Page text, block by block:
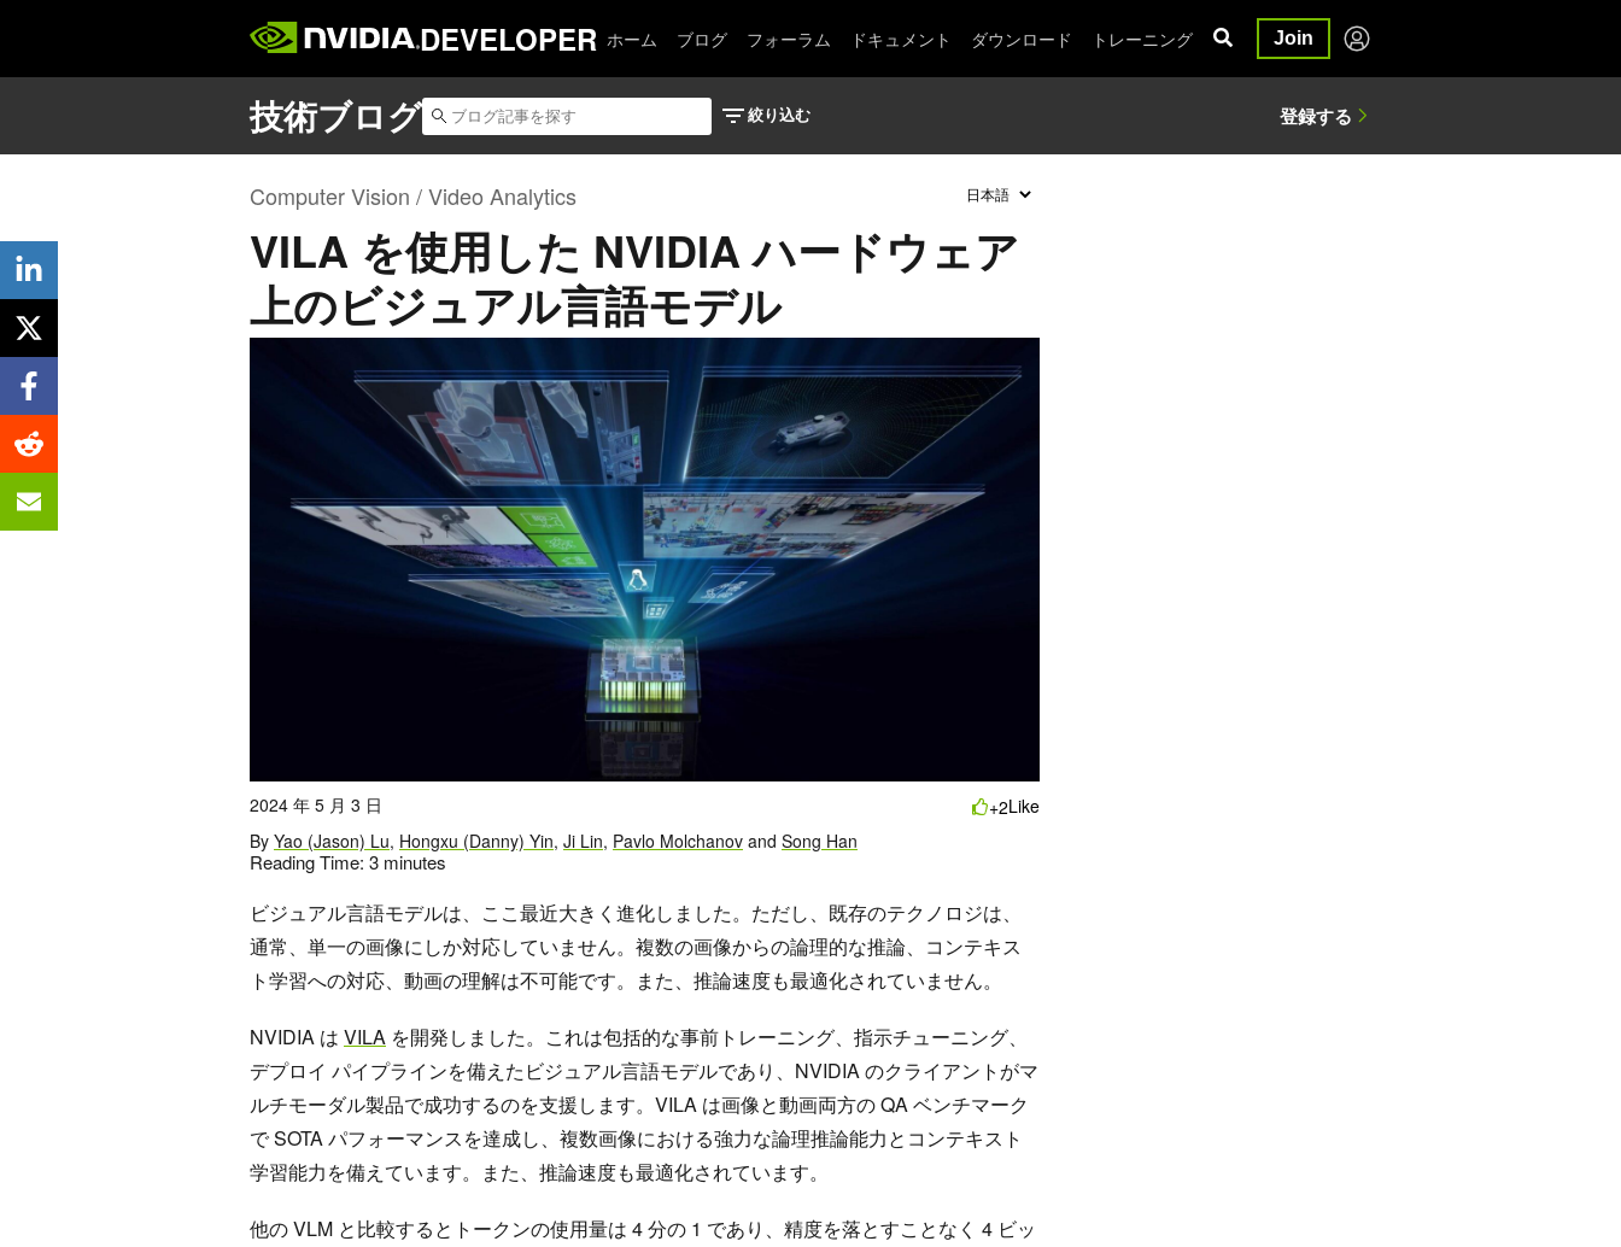
DEVELOPER ホーム ブログ フォーラム ドキュメント ダウンロード トレーニング Join
Computer Vision / Video Analytics
VILA を使用した NVIDIA ハードウェア
上のビジュアル言語モデル
2024 年 5 月 3 日
By Yao (Jason) Lu, Hongxu (Danny) Yin, Ji Lin, Pavlo Molchanov and Song Han
+2Like
Reading Time: 3 minutes
ビジュアル言語モデルは、ここ最近大きく進化しました。ただし、既存のテクノロジは、
通常、単一の画像にしか対応していません。複数の画像からの論理的な推論、コンテキス
ト学習への対応、動画の理解は不可能です。また、推論速度も最適化されていません。
NVIDIA は VILA を開発しました。これは包括的な事前トレーニング、指示チューニング、
デプロイ パイプラインを備えたビジュアル言語モデルであり、NVIDIA のクライアントがマ
ルチモーダル製品で成功するのを支援します。VILA は画像と動画両方の QA ベンチマーク
で SOTA パフォーマンスを達成し、複数画像における強力な論理推論能力とコンテキスト
学習能力を備えています。また、推論速度も最適化されています。
他の VLM と比較するとトークンの使用量は 4 分の 1 であり、精度を落とすことなく 4 ビッ